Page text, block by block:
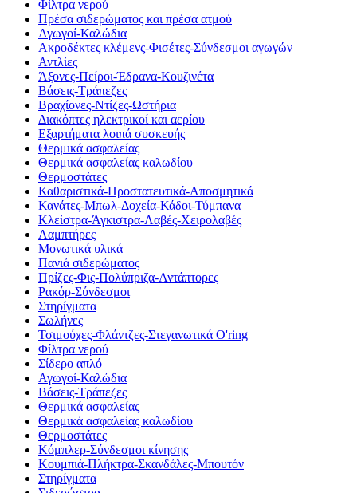
Φίλτρα νερού
Πρέσα σιδερώματος και πρέσα ατμού
Αγωγοί-Καλώδια
Ακροδέκτες κλέμενς-Φισέτες-Σύνδεσμοι αγωγών
Αντλίες
Άξονες-Πείροι-Έδρανα-Κουζινέτα
Βάσεις-Τράπεζες
Βραχίονες-Ντίζες-Ωστήρια
Διακόπτες ηλεκτρικοί και αερίου
Εξαρτήματα λοιπά συσκευής
Θερμικά ασφαλείας
Θερμικά ασφαλείας καλωδίου
Θερμοστάτες
Καθαριστικά-Προστατευτικά-Αποσμητικά
Κανάτες-Μπωλ-Δοχεία-Κάδοι-Τύμπανα
Κλείστρα-Άγκιστρα-Λαβές-Χειρολαβές
Λαμπτήρες
Μονωτικά υλικά
Πανιά σιδερώματος
Πρίζες-Φις-Πολύπριζα-Αντάπτορες
Ρακόρ-Σύνδεσμοι
Στηρίγματα
Σωλήνες
Τσιμούχες-Φλάντζες-Στεγανωτικά O'ring
Φίλτρα νερού
Σίδερο απλό
Αγωγοί-Καλώδια
Βάσεις-Τράπεζες
Θερμικά ασφαλείας
Θερμικά ασφαλείας καλωδίου
Θερμοστάτες
Κόμπλερ-Σύνδεσμοι κίνησης
Κουμπιά-Πλήκτρα-Σκανδάλες-Μπουτόν
Στηρίγματα